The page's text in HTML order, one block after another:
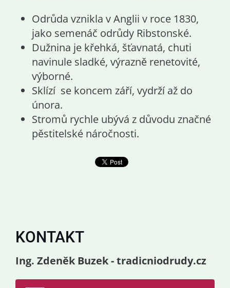
Odrůda vznikla v Anglii v roce 1830,
jako semenáč odrůdy Ribstonské.
Dužnina je křehká, šťavnatá, chuti
navinule sladké, výrazně renetovité,
výborné.
Sklízí se koncem září, vydrží až do
února.
Stromů rychle ubývá z důvodu značné
pěstitelské náročnosti.
KONTAKT
Ing. Zdeněk Buzek - tradicniodrudy.cz